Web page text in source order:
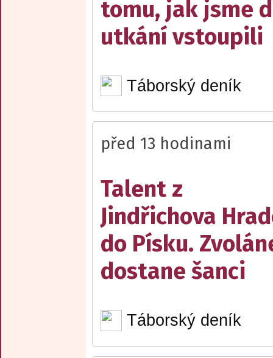
tomu, jak jsme
utkání vstoupili
Táborský deník
před 13 hodinami
Talent z
Jindřichova
do Písku.
dostane šanci
Táborský deník